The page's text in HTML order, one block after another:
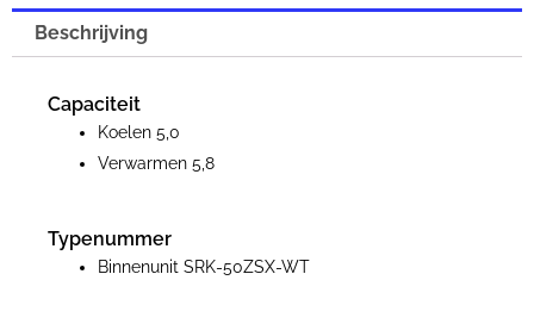
kW
Titanium
Beschrijving
Capaciteit
Koelen 5,0
Verwarmen 5,8
Typenummer
Binnenunit SRK-50ZSX-WT